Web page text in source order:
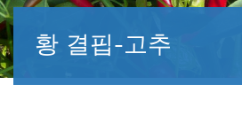
황 결핍-고추